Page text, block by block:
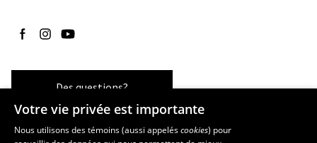
Suivez-nous sur Facebook
Suivez-nous sur Instagram
Suivez-nous sur YouTube
Des questions?
Votre vie privée est importante
Nous utilisons des témoins (aussi appeléscookies) pour